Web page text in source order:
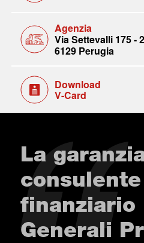
Agenzia
Via Settevalli 175 -
6129 Perugia
Download
V-Card
La
consulente
finanziario
Generali